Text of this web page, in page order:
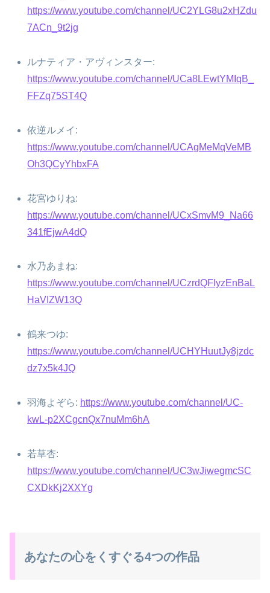
https://www.youtube.com/channel/UC2YLG8u2xHZdu
7ACn_9t2jg
ルナティア・アヴィンスター:
https://www.youtube.com/channel/UCa8LEwtYMIqB_
FFZq75ST4Q
依逆ルメイ:
https://www.youtube.com/channel/UCAgMeMqVeMB
Oh3QCyYhbxFA
花宮ゆりね:
https://www.youtube.com/channel/UCxSmvM9_Na66
341fEjwA4dQ
水乃あまね:
https://www.youtube.com/channel/UCzrdQFIyzEnBaL
HaVIZW13Q
鶴来つゆ:
https://www.youtube.com/channel/UCHYHuutJy8jzdc
dz7x5k4JQ
羽海よぞら: https://www.youtube.com/channel/UC-
kwL-p2XCgcnQx7nuMm6hA
若草杏:
https://www.youtube.com/channel/UC3wJiwegmcSC
CXDkKj2XXYg
あなたの心をくすぐる4つの作品